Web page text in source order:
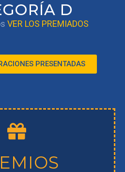
D
VER LOS PREMIADOS
PRESENTADAS